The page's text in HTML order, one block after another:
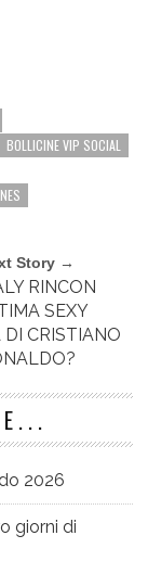
BOLLICINE VIP SOCIAL
Story →
RINCON
SEXY
DI CRISTIANO
2026
giorni di